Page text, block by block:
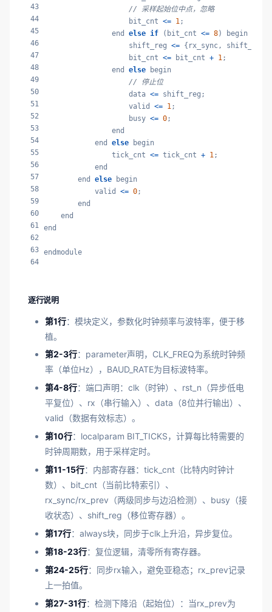
43
44
45
46
47
48
49
50
51
52
53
54
55
56
57
58
59
60
61
62
63
64
// 采样起始位中点，忽略
                    bit_cnt
<= 1;
                end
else if (bit_cnt <= 8) begin
                    shift_reg
<= {rx_sync, shift_reg[
                    bit_cnt
<= bit_cnt + 1;
                end
else begin
// 停止位
                    data
<= shift_reg;
                    valid
<= 1;
                    busy
<= 0;
                end
            end
else begin
                tick_cnt
<= tick_cnt + 1;
            end
        end
else begin
            valid
<= 0;
        end
    end
end
endmodule
逐行说明
第1行：模块定义，参数化时钟频率与波特率，便于移
植。
第2-3行：parameter声明，CLK_FREQ为系统时钟频
率（单位Hz），BAUD_RATE为目标波特率。
第4-8行：端口声明：clk（时钟）、rst_n（异步低电
平复位）、rx（串行输入）、data（8位并行输出）、
valid（数据有效标志）。
第10行：localparam BIT_TICKS，计算每比特需要的
时钟周期数，用于采样定时。
第11-15行：内部寄存器：tick_cnt（比特内时钟计
数）、bit_cnt（当前比特索引）、
rx_sync/rx_prev（两级同步与边沿检测）、busy（接
收状态）、shift_reg（移位寄存器）。
第17行：always块，同步于clk上升沿，异步复位。
第18-23行：复位逻辑，清零所有寄存器。
第24-25行：同步rx输入，避免亚稳态；rx_prev记录
上一拍值。
第27-31行：检测下降沿（起始位）：当rx_prev为